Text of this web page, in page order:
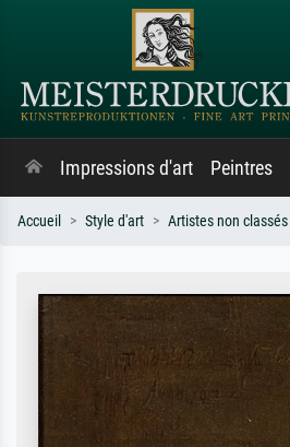
Impressions d'art Peintres
Accueil Style d'art Artistes non classés